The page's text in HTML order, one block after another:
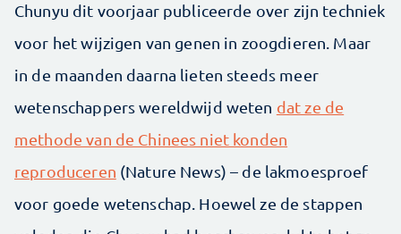
Chunyu dit voorjaar publiceerde over zijn techniek
voor het wijzigen van genen in zoogdieren. Maar
in de maanden daarna lieten steeds meer
wetenschappers wereldwijd weten dat ze de
methode van de Chinees niet konden
reproduceren (Nature News) – de lakmoesproef
voor goede wetenschap. Hoewel ze de stappen